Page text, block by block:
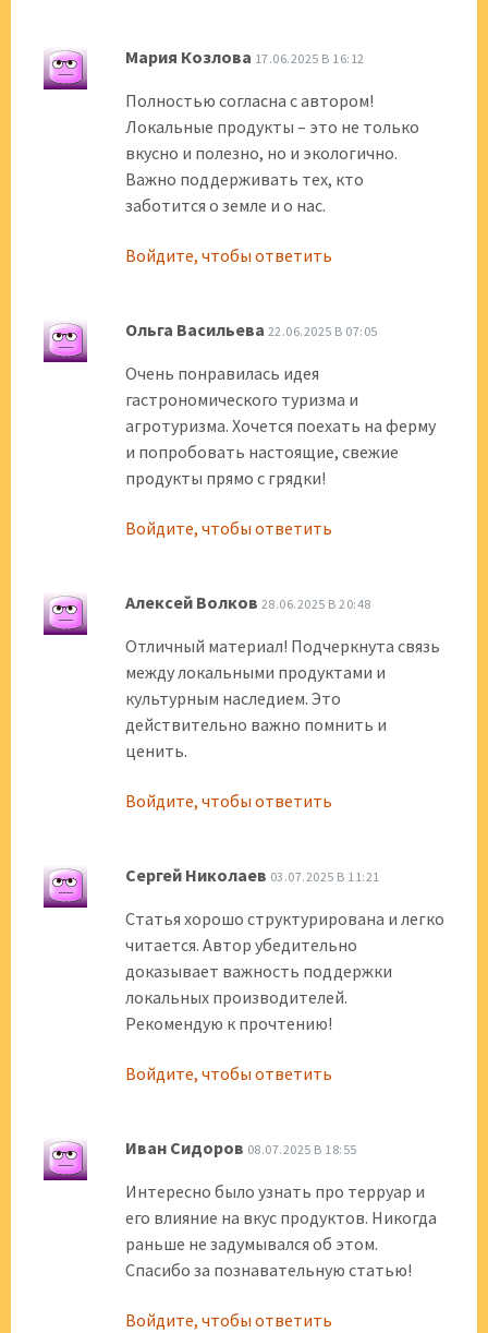
Мария Козлова 17.06.2025 В 16:12
Полностью согласна с автором!
Локальные продукты – это не только
вкусно и полезно, но и экологично.
Важно поддерживать тех, кто
заботится о земле и о нас.
Войдите, чтобы ответить
Ольга Васильева 22.06.2025 В 07:05
Очень понравилась идея
гастрономического туризма и
агротуризма. Хочется поехать на ферму
и попробовать настоящие, свежие
продукты прямо с грядки!
Войдите, чтобы ответить
Алексей Волков 28.06.2025 В 20:48
Отличный материал! Подчеркнута связь
между локальными продуктами и
культурным наследием. Это
действительно важно помнить и
ценить.
Войдите, чтобы ответить
Сергей Николаев 03.07.2025 В 11:21
Статья хорошо структурирована и легко
читается. Автор убедительно
доказывает важность поддержки
локальных производителей.
Рекомендую к прочтению!
Войдите, чтобы ответить
Иван Сидоров 08.07.2025 В 18:55
Интересно было узнать про терруар и
его влияние на вкус продуктов. Никогда
раньше не задумывался об этом.
Спасибо за познавательную статью!
Войдите, чтобы ответить